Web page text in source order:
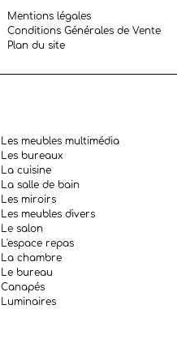
Mentions légales
Conditions Générales de Vente
Plan du site
Les meubles multimédia
Les bureaux
La cuisine
La salle de bain
Les miroirs
Les meubles divers
Le salon
L'espace repas
La chambre
Le bureau
Canapés
Luminaires